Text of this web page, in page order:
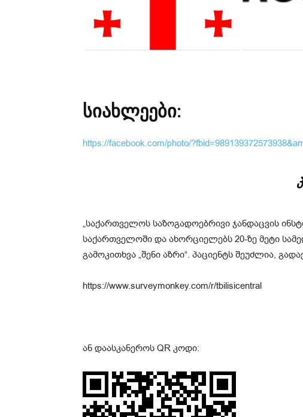
სიახლეები:
https://facebook.com/photo/
„საქართველოს საზოგადოებრივი ჯანდაცვის
საქართველოში და ახორციელებს 20-ზე მეტი
გამოკითხვა „შენი აზრი“. პაციენტს შეუძლია,
https://www.surveymonkey.com/r/tbilisicentral
ან დაასკანეროს QR კოდი: